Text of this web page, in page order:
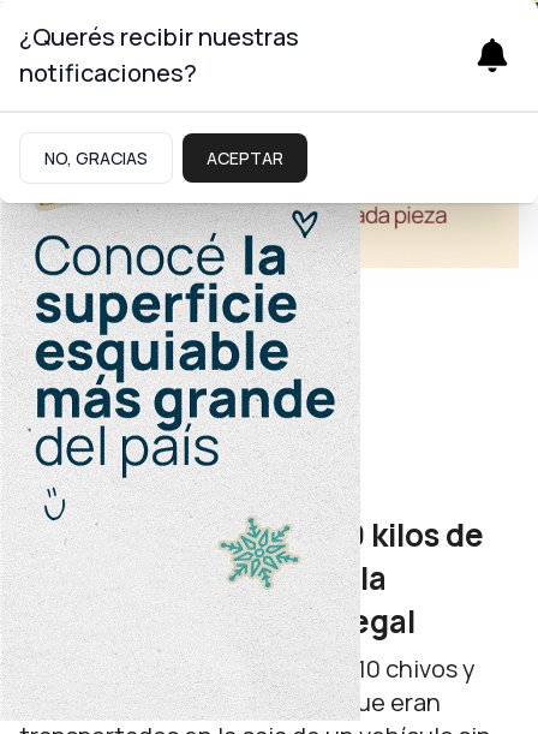
Economía
No apta para consumo
Decomisan más de 700 kilos de
carne que ingresaba a la
provincia de manera ilegal
La carga incluía 60 costillares, 10 chivos y
tres ganchos con embutidos que eran
¿Querés recibir nuestras
notificaciones?
NO, GRACIAS ACEPTAR